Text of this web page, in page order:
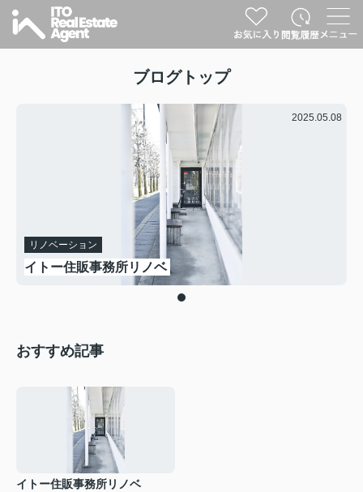
ブログトップ
2025.05.08
リノベーション
イトー住販事務所リノベ
おすすめ記事
イトー住販事務所リノベ